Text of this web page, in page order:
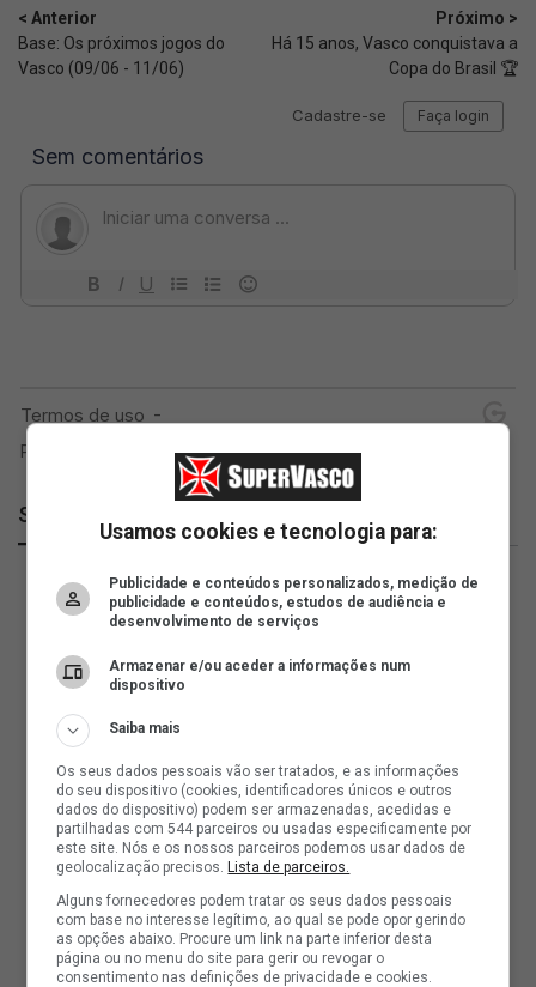
< Anterior
Base: Os próximos jogos do
Vasco (09/06 - 11/06)
Próximo >
Há 15 anos, Vasco conquistava a
Copa do Brasil 🏆
SuperVasco
Usamos cookies e tecnologia para:
Publicidade e conteúdos personalizados, medição de
publicidade e conteúdos, estudos de audiência e
desenvolvimento de serviços
Armazenar e/ou aceder a informações num
dispositivo
Saiba mais
Os seus dados pessoais vão ser tratados, e as informações
do seu dispositivo (cookies, identificadores únicos e outros
dados do dispositivo) podem ser armazenadas, acedidas e
partilhadas com 544 parceiros ou usadas especificamente por
este site. Nós e os nossos parceiros podemos usar dados de
geolocalização precisos.Lista de parceiros.
Alguns fornecedores podem tratar os seus dados pessoais
com base no interesse legítimo, ao qual se pode opor gerindo
as opções abaixo. Procure um link na parte inferior desta
página ou no menu do site para gerir ou revogar o
consentimento nas definições de privacidade e cookies.